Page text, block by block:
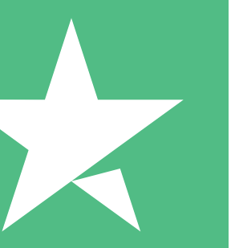
Crédits Individuels
des crédits de téléchargement. Sans
1 Téléchargement
10 00